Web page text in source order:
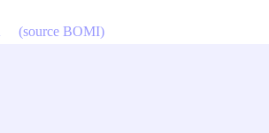
(source BOMI)